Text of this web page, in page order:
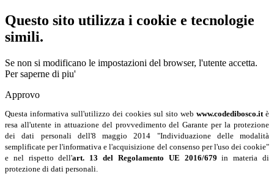
Questo sito utilizza i cookie e tecnologie
simili.
Se non si modificano le impostazioni del browser, l'utente accetta.
Per saperne di piu'
Approvo
Questa informativa sull'utilizzo dei cookies sul sito web www.codedibosco.it è
resa all'utente in attuazione del provvedimento del Garante per la protezione
dei dati personali dell'8 maggio 2014 "Individuazione delle modalità
semplificate per l'informativa e l'acquisizione del consenso per l'uso dei cookie"
e nel rispetto dell'art. 13 del Regolamento UE 2016/679 in materia di
protezione di dati personali.